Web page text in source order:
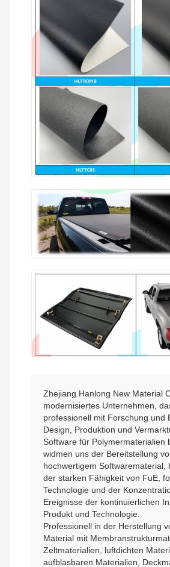
Zhejiang Hanlong New Material
modernisiertes Unternehmen,
professionell mit Forschung und
Design, Produktion und
Software für Polymermaterialien
widmen uns der Bereitstellung
hochwertigem Softwarematerial,
der starken Fähigkeit von FuE,
Technologie und der
Ereignisse der kontinuierlichen
Produkt und Technologie.
Professionell in der Herstellung
Material mit
Zeltmaterialien, luftdichten
aufblasbaren Materialien,